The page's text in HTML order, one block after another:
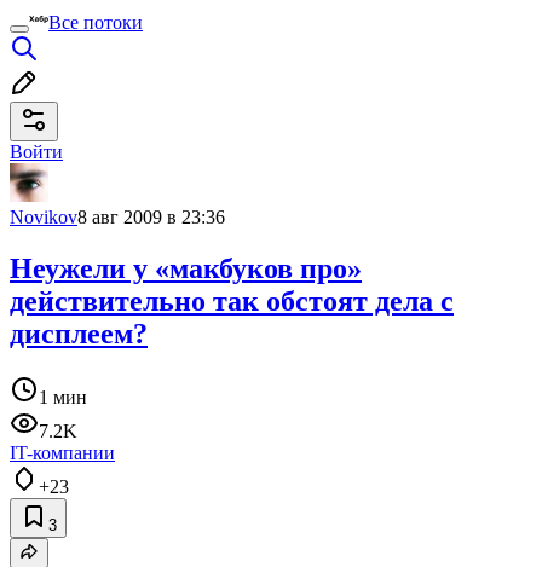
Все потоки
Войти
Novikov8 авг 2009 в 23:36
Неужели у «макбуков про»
действительно так обстоят дела с
дисплеем?
1 мин
7.2K
IT-компании
+23
3